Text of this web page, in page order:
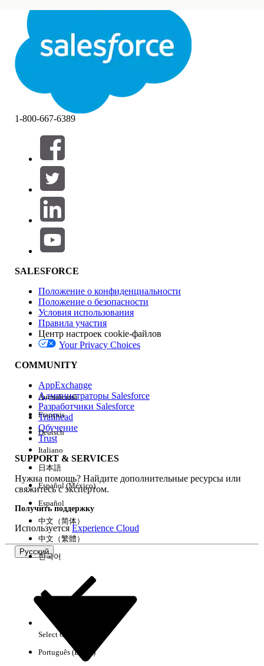
Закрыть
Фильтры (0)
ВЫБРАТЬ ФИЛЬТРЫ
Область продуктов
Влияние на функции
Версия
Возможности
Очистить все Готово
Результаты отсутствуют
1-800-667-6389
SALESFORCE
Положение о конфиденциальности
Положение о безопасности
Условия использования
Правила участия
Центр настроек cookie-файлов
Your Privacy Choices
COMMUNITY
AppExchange
Администраторы Salesforce
Разработчики Salesforce
Trailhead
Обучение
Trust
SUPPORT & SERVICES
Нужна помощь? Найдите дополнительные ресурсы или
свяжитесь с экспертом.
Получить поддержку
ИспользуетсяExperience Cloud
Русский
Английский
Français
Deutsch
Italiano
日本語
Español (México)
Español
中文（简体）
中文（繁體）
한국어
Select Org
Português (Brasil)